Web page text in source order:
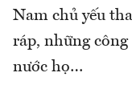
Nam chủ yếu
ráp, những
nước họ…